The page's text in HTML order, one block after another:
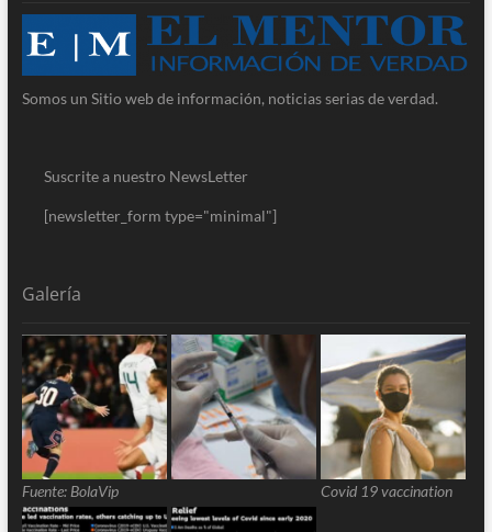
Somos un Sitio web de información, noticias serias de verdad.
Suscrite a nuestro NewsLetter
[newsletter_form type="minimal"]
Galería
Fuente: BolaVip Covid 19 vaccination